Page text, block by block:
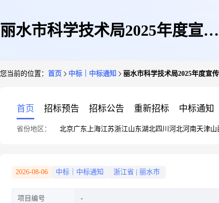
丽水市科学技术局2025年度宣传
您当前的位置： 首页 中标｜中标通知 丽水市科学技术局2025年度宣
首页 招标预告 招标公告 重新招标 中标通知
省份地区： 北京广东 上海江苏浙江山东湖北四川 河北河南天津山
2026-08-06 中标｜中标通知 浙江省 丽水市
项目编号